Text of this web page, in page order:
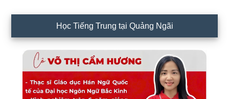
Học Tiếng Trung tại Quảng Ngãi